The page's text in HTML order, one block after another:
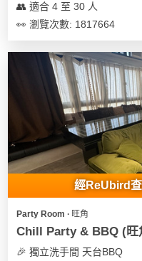
場
地
佈
食
即
煮
列
會
活
動
活
動
間
神
清
單
們
👥 適合 4 至 30 人
👀 瀏覽次數: 1817664
經ReUbird
Party Room ∙ 旺角
Chill Party & BBQ (旺
🎉 獨立洗手間 天台BBQ